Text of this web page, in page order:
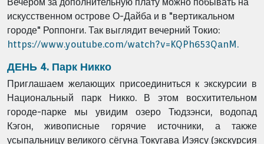
искусственном острове О-Дайба и в "вертикальном
городе" Роппонги. Так выглядит вечерний Токио:
https://www.youtube.com/watch?v=KQPh653QanM.
ДЕНЬ 4. Парк Никко
Приглашаем желающих присоединиться к экскурсии в
Национальный парк Никко. В этом восхитительном
городе-парке мы увидим озеро Тюдзэнси, водопад
Кэгон, живописные горячие источники, а также
усыпальницу великого сёгуна Токугава Иэясу (экскурсия